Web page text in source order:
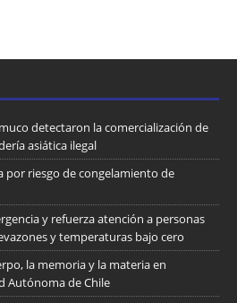
detectaron la comercialización de
asiática ilegal
por riesgo de congelamiento de
y refuerza atención a personas
y temperaturas bajo cero
la memoria y la materia en
Autónoma de Chile